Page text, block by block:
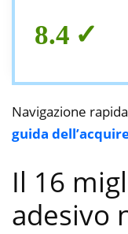
8.4
Navigazione
guida
Il 16
adesivo